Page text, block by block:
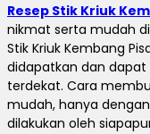
Resep Stik Kriuk
nikmat serta mudah
Stik Kriuk Kembang
didapatkan dan
terdekat. Cara
mudah, hanya
dilakukan oleh